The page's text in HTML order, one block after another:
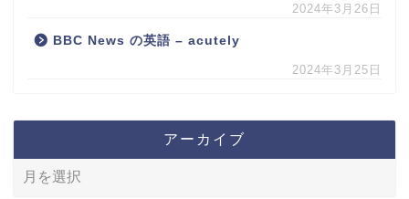
2024年3月26日
BBC News の英語 – acutely
2024年3月25日
アーカイブ